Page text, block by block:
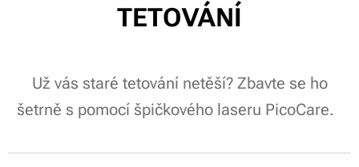
TETOVÁNÍ
Už vás staré tetování netěší? Zbavte se ho
šetrně s pomocí špičkového laseru PicoCare.